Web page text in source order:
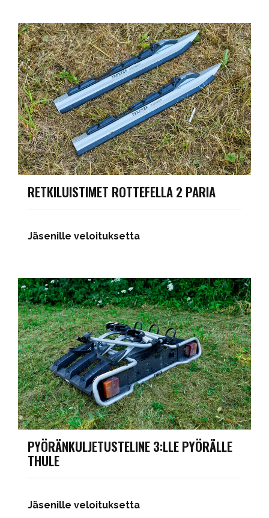
RETKILUISTIMET ROTTEFELLA 2 PARIA
Jäsenille veloituksetta
PYÖRÄNKULJETUSTELINE 3:LLE PYÖRÄLLE
THULE
Jäsenille veloituksetta